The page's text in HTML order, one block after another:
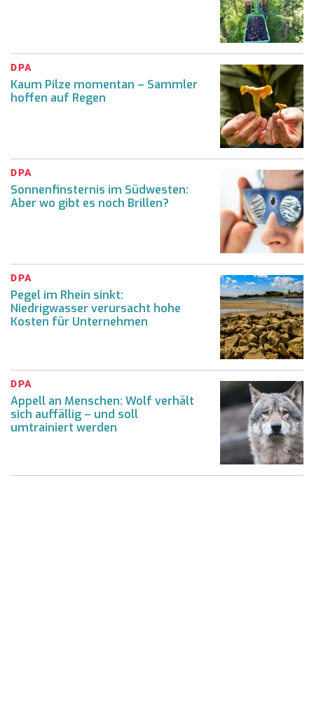
DPA
Kaum Pilze momentan – Sammler
hoffen auf Regen
DPA
Sonnenfinsternis im Südwesten:
Aber wo gibt es noch Brillen?
DPA
Pegel im Rhein sinkt:
Niedrigwasser verursacht hohe
Kosten für Unternehmen
DPA
Appell an Menschen: Wolf verhält
sich auffällig – und soll
umtrainiert werden